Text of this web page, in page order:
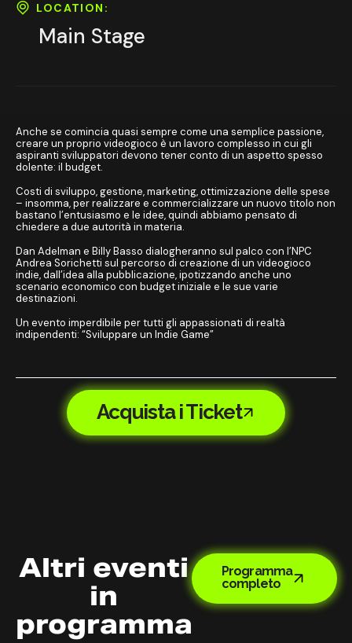
LOCATION:
Main Stage
Anche se comincia quasi sempre come una semplice passione,
creare un proprio videogioco è un lavoro complesso in cui gli
aspiranti sviluppatori devono tener conto di un aspetto spesso
dolente: il budget.
Costi di sviluppo, gestione, marketing, ottimizzazione delle spese
– insomma, per realizzare e commercializzare un nuovo titolo non
bastano l’entusiasmo e le idee, quindi abbiamo pensato di
chiedere a due autorità in materia.
Dan Adelman e Billy Basso dialogheranno sul palco con l’NPC
Andrea Sorichetti sul percorso di creazione di un videogioco
indie, dall’idea alla pubblicazione, ipotizzando anche uno
scenario economico con budget iniziale e le sue varie
destinazioni.
Un evento imperdibile per tutti gli appassionati di realtà
indipendenti: “Sviluppare un Indie Game”
Acquista i Ticket
Altri eventi
in
programma
Programma
completo